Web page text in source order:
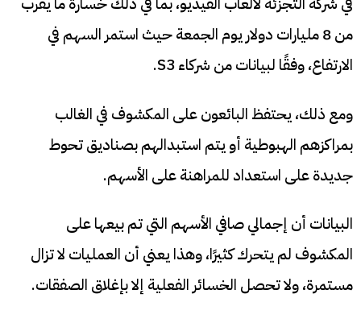
من 8 مليارات دولار يوم الجمعة حيث استمر السهم في
الارتفاع، وفقًا لبيانات من شركاء S3.
ومع ذلك، يحتفظ البائعون على المكشوف في الغالب
بمراكزهم الهبوطية أو يتم استبدالهم بصناديق تحوط
جديدة على استعداد للمراهنة على الأسهم.
البيانات أن إجمالي صافي الأسهم التي تم بيعها على
المكشوف لم يتحرك كثيرًا، وهذا يعني أن العمليات لا تزال
مستمرة، ولا تحصل الخسائر الفعلية إلا بإغلاق الصفقات.